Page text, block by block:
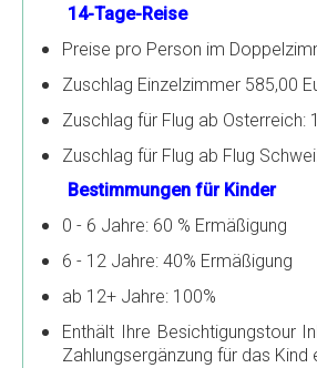
Gästebuch
14-Tage-Reise
Preise pro Person im
Zuschlag Einzelzimmer 585,00
Zuschlag für Flug ab Osterreich:
Zuschlag für Flug ab Flug
Bestimmungen für Kinder
0 - 6 Jahre: 60 % Ermäßigung
6 - 12 Jahre: 40% Ermäßigung
ab 12+ Jahre: 100%
Enthält Ihre Besichtigungstour
Zahlungsergänzung für das Kind